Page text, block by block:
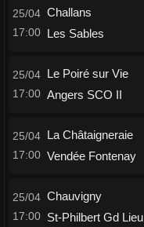
25/04
17:00
Challans
Les Sables
25/04
17:00
Le Poiré sur Vie
Angers SCO II
25/04
17:00
La Châtaigneraie
Vendée Fontenay
25/04
17:00
Chauvigny
St-Philbert Gd Lieu